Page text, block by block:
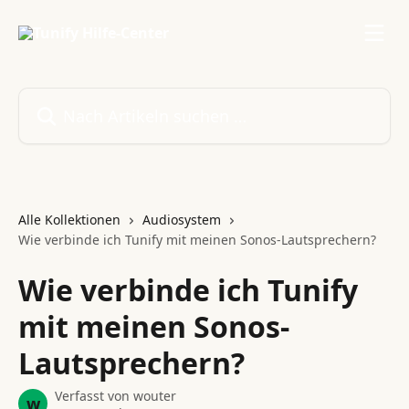
Alle Kollektionen
Audiosystem
Wie verbinde ich Tunify mit meinen Sonos-Lautsprechern?
Wie verbinde ich Tunify
mit meinen Sonos-
Lautsprechern?
w Verfasst von wouter